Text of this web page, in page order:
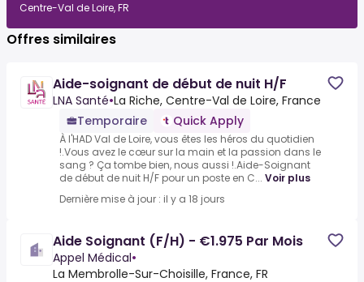
Centre-Val de Loire, FR
Offres similaires
Aide-soignant de début de nuit H/F
LNA Santé•La Riche, Centre-Val de Loire, France
Temporaire
Quick Apply
À l'HAD Val de Loire, vous êtes les héros du quotidien
!.Vous avez le cœur sur la main et la passion dans le
sang ? Ça tombe bien, nous aussi !.Aide-Soignant
de début de nuit H/F pour un poste en C... Voir plus
Dernière mise à jour : il y a 18 jours
Aide Soignant (F/H) - €1.975 Par Mois
Appel Médical•
La Membrolle-Sur-Choisille, France, FR